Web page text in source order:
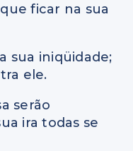
ficar na sua
sua iniqüidade;
ele.
serão
ira todas se